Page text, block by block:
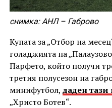
снимка: АНЛ – Габрово
Купата за „Отбор на
голаджията на
Парфето, който получи
третия полусезон на
минифутбол, даден тази
„Христо Ботев“.